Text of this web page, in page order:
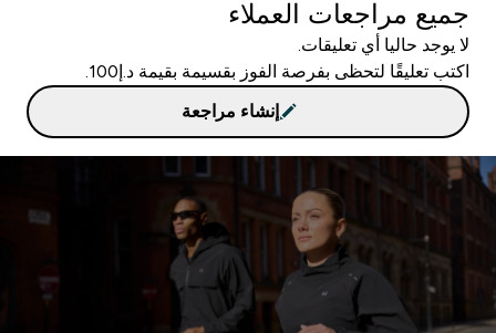
جميع مراجعات العملاء
لا يوجد حاليا أي تعليقات.
اكتب تعليقًا لتحظى بفرصة الفوز بقسيمة بقيمة د.إ100.
إنشاء مراجعة